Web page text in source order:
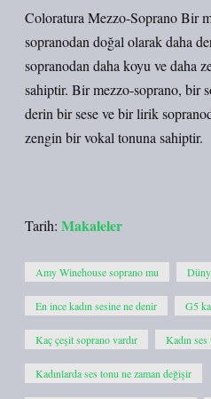
Coloratura Mezzo-Soprano Bir
sopranodan doğal olarak daha
sopranodan daha koyu ve daha
sahiptir. Bir mezzo-soprano, bir
derin bir sese ve bir lirik
zengin bir vokal tonuna sahiptir.
Tarih: Makaleler
Amy Winehouse soprano mu
En ince kadın sesine ne denir G5
Kaç çeşit soprano vardır Kadın
Kadınlarda ses tonu ne zaman değişir